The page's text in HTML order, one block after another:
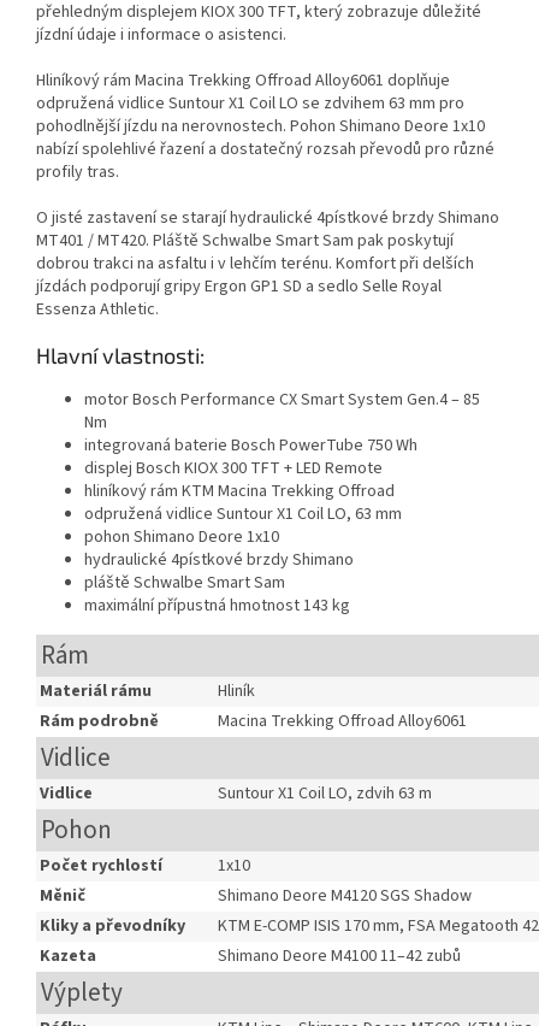
přehledným displejem KIOX 300 TFT, který zobrazuje důležité
jízdní údaje i informace o asistenci.
Hliníkový rám Macina Trekking Offroad Alloy6061 doplňuje
odpružená vidlice Suntour X1 Coil LO se zdvihem 63 mm pro
pohodlnější jízdu na nerovnostech. Pohon Shimano Deore 1x10
nabízí spolehlivé řazení a dostatečný rozsah převodů pro různé
profily tras.
O jisté zastavení se starají hydraulické 4pístkové brzdy Shimano
MT401 / MT420. Pláště Schwalbe Smart Sam pak poskytují
dobrou trakci na asfaltu i v lehčím terénu. Komfort při delších
jízdách podporují gripy Ergon GP1 SD a sedlo Selle Royal
Essenza Athletic.
Hlavní vlastnosti:
motor Bosch Performance CX Smart System Gen.4 – 85
Nm
integrovaná baterie Bosch PowerTube 750 Wh
displej Bosch KIOX 300 TFT + LED Remote
hliníkový rám KTM Macina Trekking Offroad
odpružená vidlice Suntour X1 Coil LO, 63 mm
pohon Shimano Deore 1x10
hydraulické 4pístkové brzdy Shimano
pláště Schwalbe Smart Sam
maximální přípustná hmotnost 143 kg
Rám
Materiál rámu
Hliník
Rám podrobně
Macina Trekking Offroad Alloy6061
Vidlice
Vidlice Suntour X1 Coil LO, zdvih 63 m
Pohon
Počet rychlostí
1x10
Měnič
Shimano Deore M4120 SGS Shadow
Kliky a převodníky
KTM E-COMP ISIS 170 mm, FSA Megatooth
Kazeta
Shimano Deore M4100 11–42 zubů
Výplety